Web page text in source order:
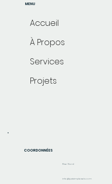
COORDONNÉES
Rive-Nord
info@justsimpleweb.com
MENU
Accueil
À Propos
Services
Projets